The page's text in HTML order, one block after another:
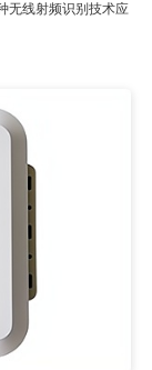
无线射频识别技术应